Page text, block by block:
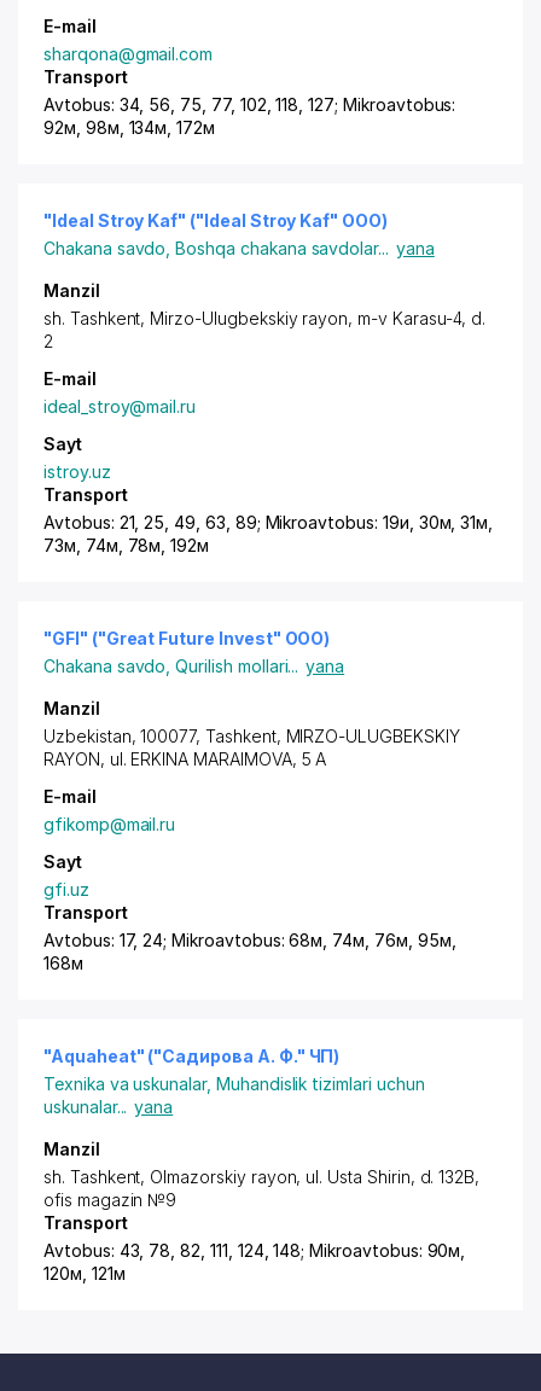
E-mail
sharqona@gmail.com
Transport
Avtobus: 34, 56, 75, 77, 102, 118, 127; Mikroavtobus:
92м, 98м, 134м, 172м
"Ideal Stroy Kaf" ("Ideal Stroy Kaf" ООО)
Chakana savdo ,Boshqa chakana savdolar... yana
Manzil
sh. Tashkent, Mirzo-Ulugbekskiy rayon, m-v Karasu-4, d.
2
E-mail
ideal_stroy@mail.ru
Sayt
istroy.uz
Transport
Avtobus: 21, 25, 49, 63, 89; Mikroavtobus: 19и, 30м, 31м,
73м, 74м, 78м, 192м
"GFI" ("Great Future Invest" ООО)
Chakana savdo ,Qurilish mollari... yana
Manzil
Uzbekistan, 100077, Tashkent, MIRZO-ULUGBEKSKIY
RAYON, ul. ERKINA MARAIMOVA, 5 A
E-mail
gfikomp@mail.ru
Sayt
gfi.uz
Transport
Avtobus: 17, 24; Mikroavtobus: 68м, 74м, 76м, 95м,
168м
"Aquaheat" ("Садирова А. Ф." ЧП)
Texnika va uskunalar, Muhandislik tizimlari uchun
uskunalar... yana
Manzil
sh. Tashkent, Olmazorskiy rayon, ul. Usta Shirin, d. 132B,
ofis magazin №9
Transport
Avtobus: 43, 78, 82, 111, 124, 148; Mikroavtobus: 90м,
120м, 121м